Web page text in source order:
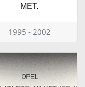
MET.
1995 - 2002